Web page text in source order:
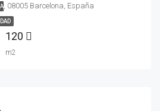
08005 Barcelona, España
120
m2